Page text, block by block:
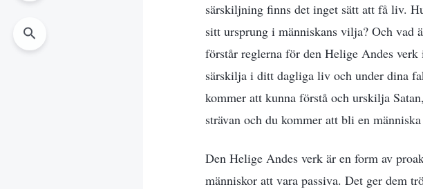
särskiljning finns det inget sätt att få liv.
sitt ursprung i människans vilja? Och vad
förstår reglerna för den Helige Andes
särskilja i ditt dagliga liv och under dina
kommer att kunna förstå och urskilja
strävan och du kommer att bli en
Den Helige Andes verk är en form av
människor att vara passiva. Det ger dem